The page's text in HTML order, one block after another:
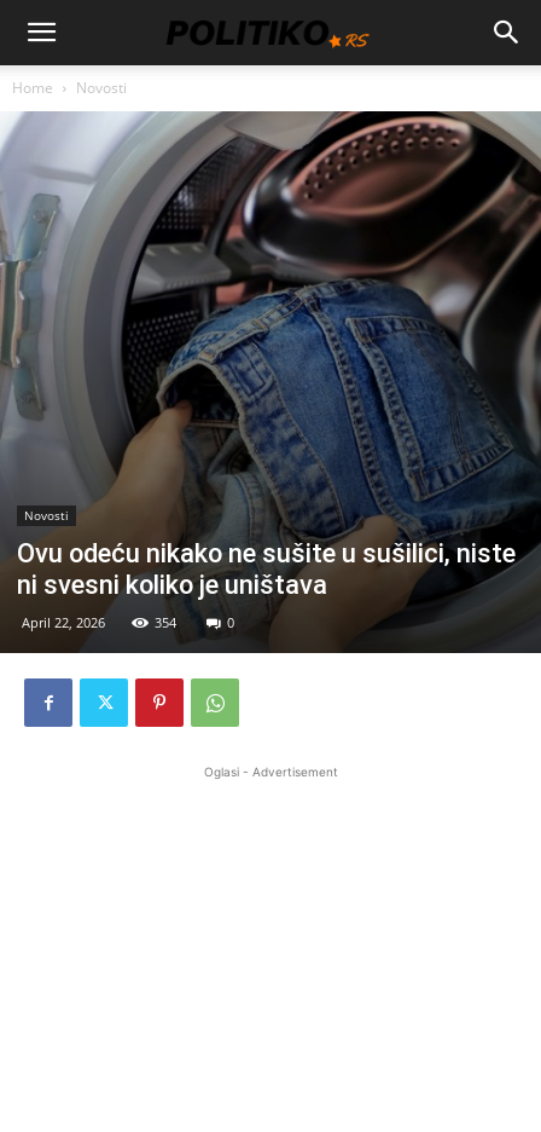
Home Novosti
Novosti
Ovu odeću nikako ne sušite u sušilici, niste
ni svesni koliko je uništava
April 22, 2026 354 0
Oglasi - Advertisement